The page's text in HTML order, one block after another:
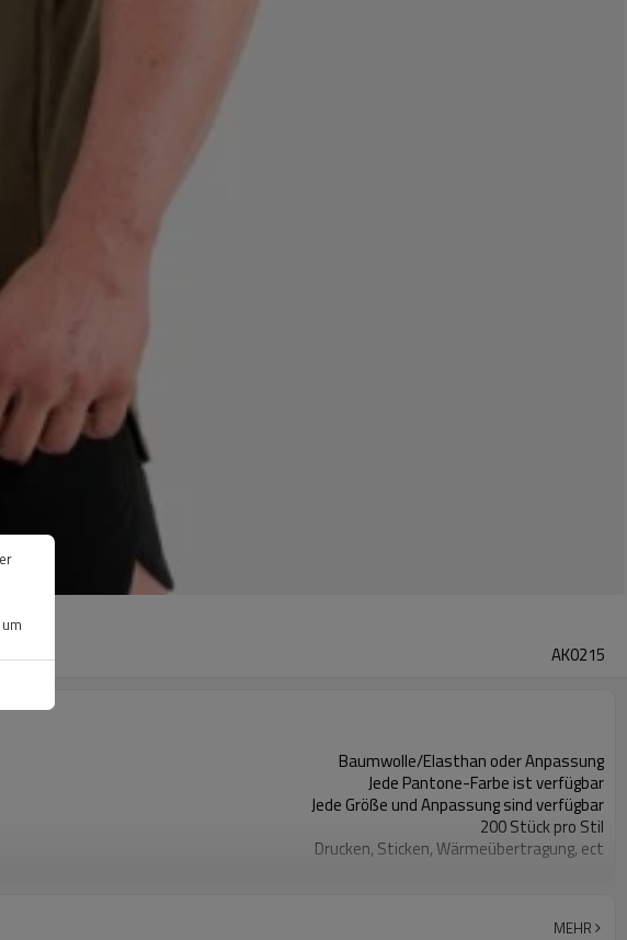
AK0215
Baumwolle/Elasthan oder Anpassung
Jede Pantone-Farbe ist verfügbar
Jede Größe und Anpassung sind verfügbar
200 Stück pro Stil
Drucken, Sticken, Wärmeübertragung, ect
MEHR